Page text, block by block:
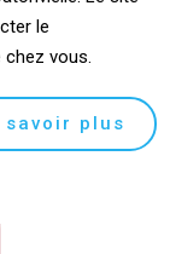
le
vous.
savoir plus